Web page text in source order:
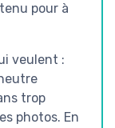
pour à
veulent :
trop
photos. En